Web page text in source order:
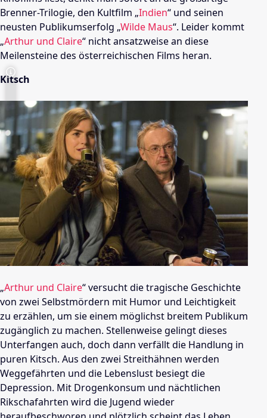
Brenner-Trilogie, den Kultfilm „Indien“ und seinen
neusten Publikumserfolg „Wilde Maus“. Leider kommt
„Arthur und Claire“ nicht ansatzweise an diese
Meilensteine des österreichischen Films heran.
Kitsch
„Arthur und Claire“ versucht die tragische Geschichte
von zwei Selbstmördern mit Humor und Leichtigkeit
zu erzählen, um sie einem möglichst breitem Publikum
zugänglich zu machen. Stellenweise gelingt dieses
Unterfangen auch, doch dann verfällt die Handlung in
puren Kitsch. Aus den zwei Streithähnen werden
Weggefährten und die Lebenslust besiegt die
Depression. Mit Drogenkonsum und nächtlichen
Rikschafahrten wird die Jugend wieder